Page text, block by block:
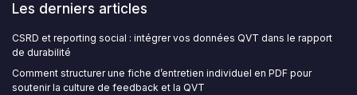
Les derniers articles
CSRD et reporting social : intégrer vos données QVT dans le rapport
de durabilité
Comment structurer une fiche d’entretien individuel en PDF pour
soutenir la culture de feedback et la QVT